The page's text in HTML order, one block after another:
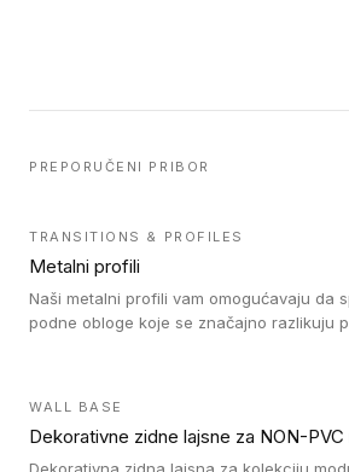
PREPORUČENI PRIBOR
TRANSITIONS & PROFILES
Metalni profili
Naši metalni profili vam omogućavaju da
podne obloge koje se značajno razlikuju
WALL BASE
Dekorativne zidne lajsne za NON-